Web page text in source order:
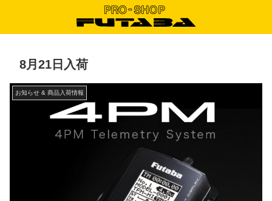
8月21日入荷
お知らせ & 商品入荷情報